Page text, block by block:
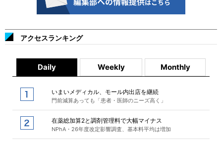
アクセスランキング
Daily Weekly Monthly
いまいメディカル、モール内出店を継続
門前減算あっても「患者・医師のニーズ高く」
在薬総加算2と調剤管理料で大幅マイナス
NPhA・26年度改定影響調査、基本料平均は増加